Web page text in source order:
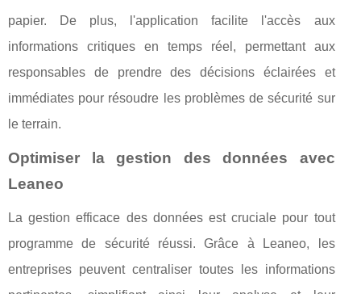
papier. De plus, l'application facilite l'accès aux
informations critiques en temps réel, permettant aux
responsables de prendre des décisions éclairées et
immédiates pour résoudre les problèmes de sécurité sur
le terrain.
Optimiser la gestion des données avec
Leaneo
La gestion efficace des données est cruciale pour tout
programme de sécurité réussi. Grâce à Leaneo, les
entreprises peuvent centraliser toutes les informations